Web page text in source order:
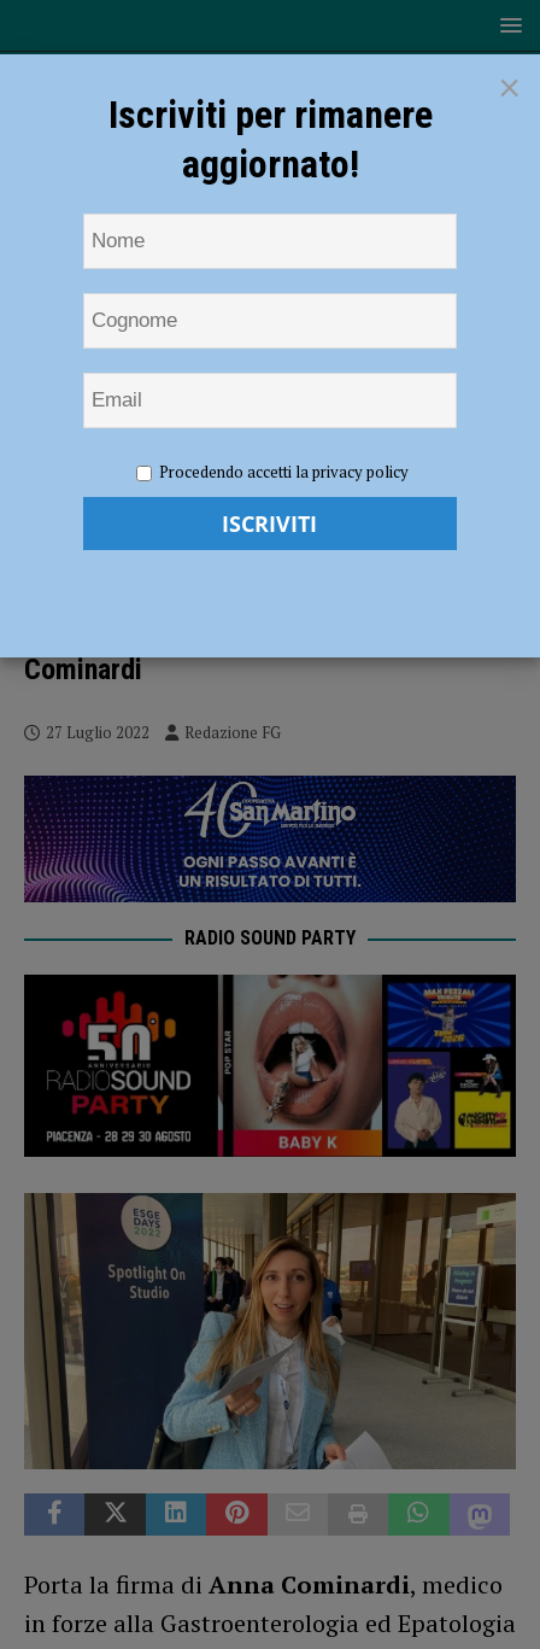
di Piacenza premiata in ambito internazionale: riconoscimento
europeo per Anna Cominardi
La Gastroenterologia di Piacenza
Cominardi
27 Luglio 2022 Redazione FG
RADIO SOUND PARTY
Porta la firma di Anna Cominardi, medico
in forze alla Gastroenterologia ed Epatologia
×
Iscriviti per rimanere
aggiornato!
Procedendo accetti la privacy policy